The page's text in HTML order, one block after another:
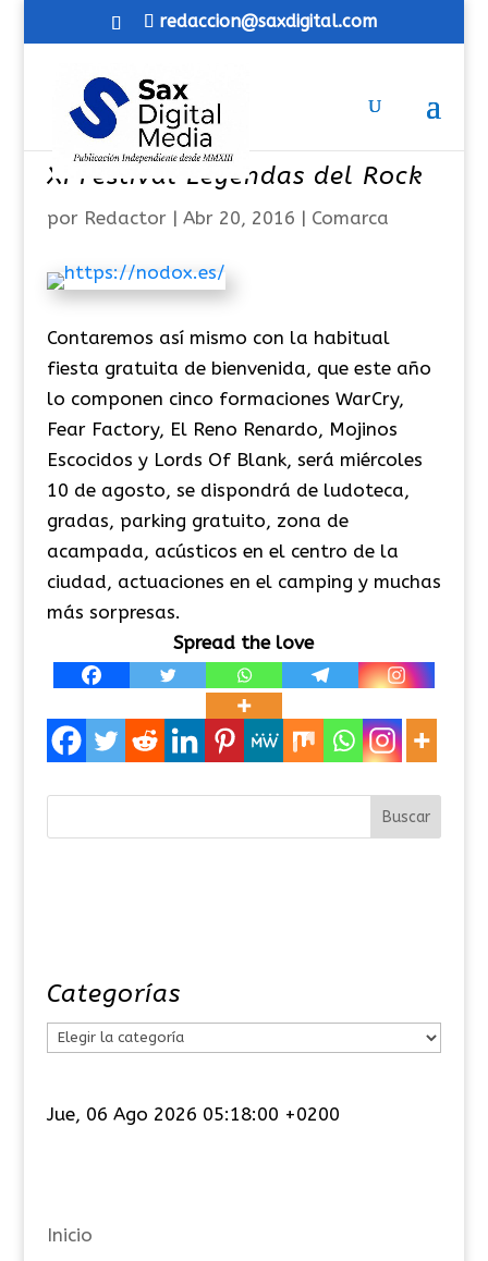
redaccion@saxdigital.com
XI Festival Leyendas del Rock
por Redactor| Abr 20, 2016 | Comarca
Contaremos así mismo con la habitual
fiesta gratuita de bienvenida, que este año
lo componen cinco formaciones WarCry,
Fear Factory, El Reno Renardo, Mojinos
Escocidos y Lords Of Blank, será miércoles
10 de agosto, se dispondrá de ludoteca,
gradas, parking gratuito, zona de
acampada, acústicos en el centro de la
ciudad, actuaciones en el camping y muchas
más sorpresas.
Spread the love
Categorías
e
í
Jue, 06 Ago 2026 05:18:00 +0200
Inicio